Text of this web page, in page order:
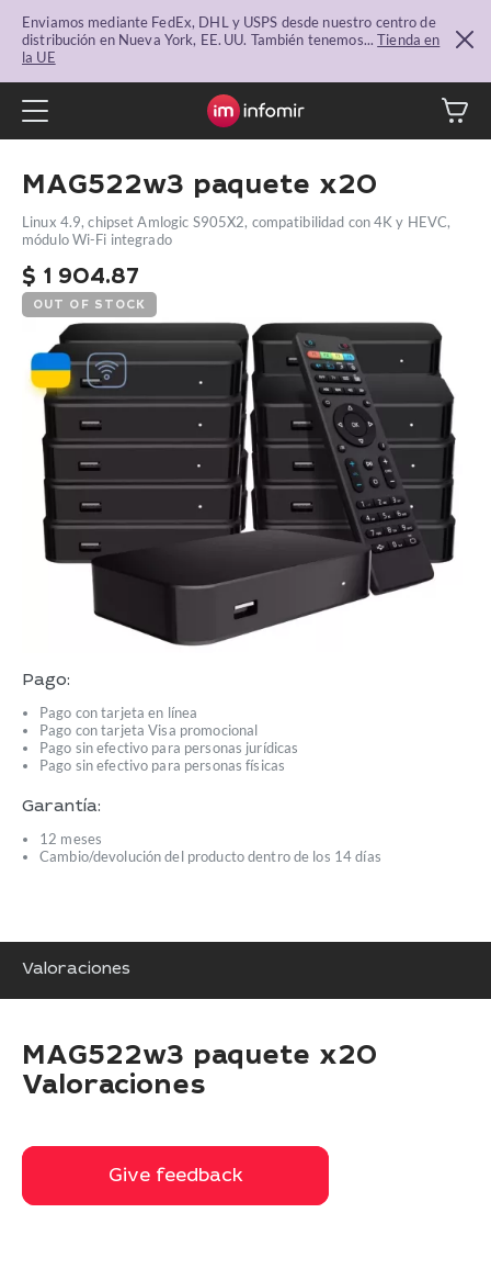
Enviamos mediante FedEx, DHL y USPS desde nuestro centro de
distribución en Nueva York, EE. UU. También tenemos...Tienda en
la UE
MAG522w3 paquete x20
Linux 4.9, chipset Amlogic S905X2, compatibilidad con 4K y HEVC,
módulo Wi-Fi integrado
$ 1 904.87
OUT OF STOCK
Pago:
Pago con tarjeta en línea
Pago con tarjeta Visa promocional
Pago sin efectivo para personas jurídicas
Pago sin efectivo para personas físicas
Garantía:
12 meses
Cambio/devolución del producto dentro de los 14 días
Valoraciones
MAG522w3 paquete x20
Valoraciones
Give feedback
Give feedback